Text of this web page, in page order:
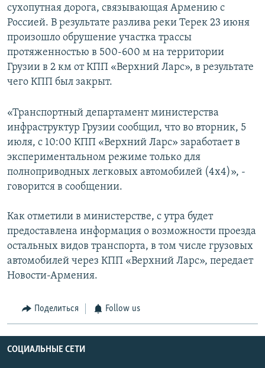
сухопутная дорога, связывающая Армению с
Россией. В результате разлива реки Терек 23 июня
произошло обрушение участка трассы
протяженностью в 500-600 м на территории
Грузии в 2 км от КПП «Верхний Ларс», в результате
чего КПП был закрыт.
«Транспортный департамент министерства
инфраструктур Грузии сообщил, что во вторник, 5
июля, с 10:00 КПП «Верхний Ларс» заработает в
экспериментальном режиме только для
полноприводных легковых автомобилей (4x4)», -
говорится в сообщении.
Как отметили в министерстве, с утра будет
предоставлена информация о возможности проезда
остальных видов транспорта, в том числе грузовых
автомобилей через КПП «Верхний Ларс», передает
Новости-Армения.
Поделиться Follow us
СОЦИАЛЬНЫЕ СЕТИ